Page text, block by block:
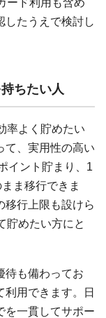
したうえで検討し
ちたい人
率よく貯めたい
て、実用性の高い
イント貯まり、1
ま移行できま
移行上限も設けら
貯めたい方にと
待も備わってお
利用できます。日
を一貫してサポー